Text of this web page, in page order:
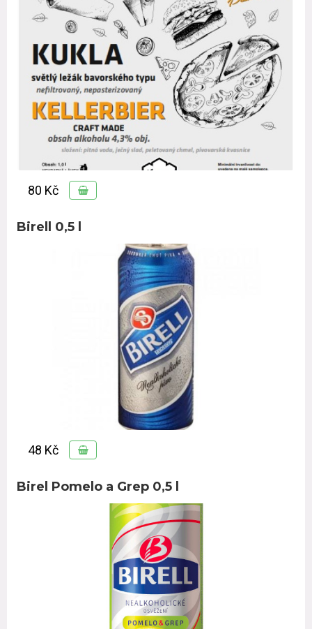
80 Kč
Birell 0,5 l
48 Kč
Birel Pomelo a Grep 0,5 l